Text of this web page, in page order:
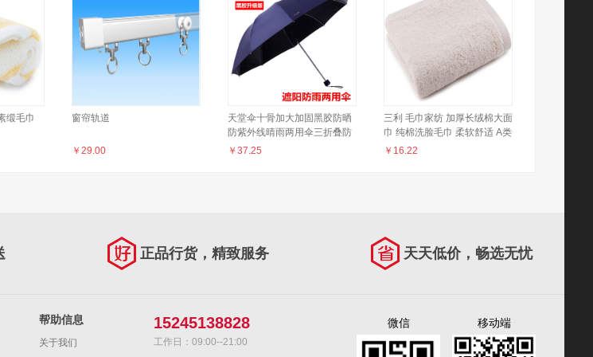
缎毛巾
窗帘轨道
￥ 29.00
天堂伞十骨加大加固黑胶防晒
防紫外线晴雨两用伞三折叠防
风遮阳伞男士女士纯色定制广
￥ 37.25
三利 毛巾家纺 加厚长绒棉大面
巾 纯棉洗脸毛巾 柔软舒适 A类
婴儿可用 米色
￥ 16.22
正品行货，精致服务 天天低价，畅选无忧
帮助信息
关于我们
15245138828
工作日：09:00--21:00
微信 移动端